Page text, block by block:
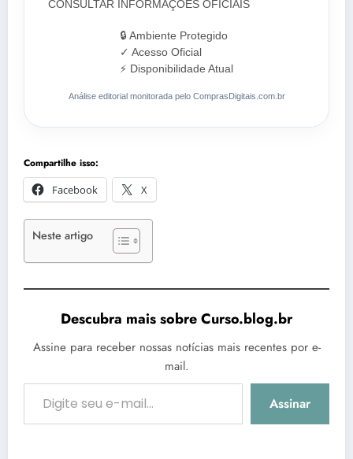
CONSULTAR INFORMAÇÕES OFICIAIS
🔒 Ambiente Protegido
✓ Acesso Oficial
⚡ Disponibilidade Atual
Análise editorial monitorada pelo ComprasDigitais.com.br
Compartilhe isso:
Facebook
X
Neste artigo
Descubra mais sobre Curso.blog.br
Assine para receber nossas notícias mais recentes por e-
mail.
Digite seu e-mail…
Assinar